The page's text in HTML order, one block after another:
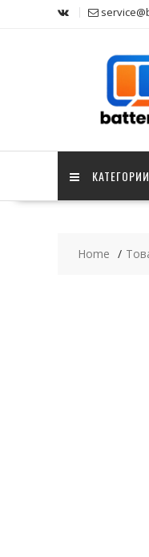
КАТЕГОРИИ
Home